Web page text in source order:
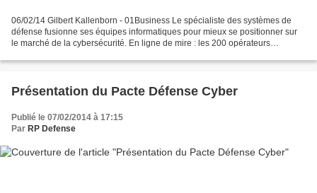
06/02/14 Gilbert Kallenborn - 01Business Le spécialiste des systèmes de
défense fusionne ses équipes informatiques pour mieux se positionner sur
le marché de la cybersécurité. En ligne de mire : les 200 opérateurs
Présentation du Pacte Défense Cyber
Publié le 07/02/2014 à 17:15
Par RP Defense